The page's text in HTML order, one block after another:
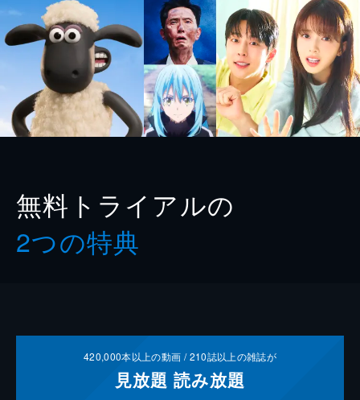
無料トライアルの
2つの特典
420,000本以上の動画 /210誌以上の雑誌が
見放題 読み放題